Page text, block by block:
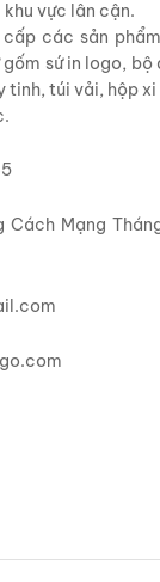
vực lân cận.
các sản
sứ in logo, bộ
tinh, túi vải, hộp
Mạng